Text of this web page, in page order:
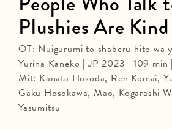
Plushies Are Kind
OT: Nuigurumi to shaberu hito wa
Yurina Kaneko | JP 2023 | 109 min
Mit: Kanata Hosoda, Ren Komai,
Gaku Hosokawa, Mao, Kogarashi
Yasumitsu